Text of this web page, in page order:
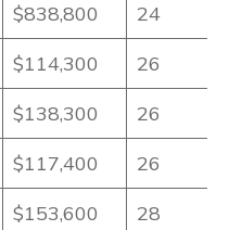
$838,800
24
$114,300
26
$138,300
26
$117,400
26
$153,600
28